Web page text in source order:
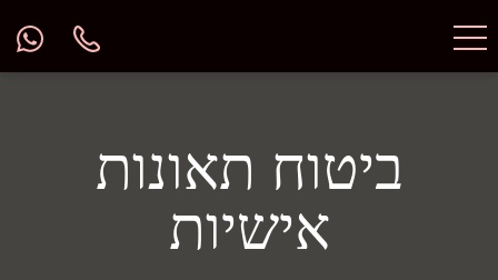
ביטוח תאונות
אישיות